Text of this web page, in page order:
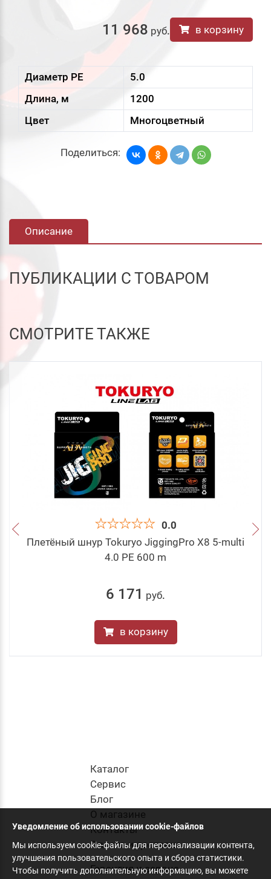
11 968 руб. в корзину
Диаметр PE
5.0
Длина, м
1200
Цвет
Многоцветный
Поделиться:
Описание
ПУБЛИКАЦИИ С ТОВАРОМ
СМОТРИТЕ ТАКЖЕ
0.0
Плетёный шнур Tokuryo JiggingPro X8 5-multi
4.0 PE 600 m
6 171 руб.
в корзину
Каталог
Cервис
Блог
О магазине
Контакты
Оплата и доставка
Гарантия и сервис
Уведомление об использовании cookie-файлов
Мы используем cookie-файлы для персонализации контента,
улучшения пользовательского опыта и сбора статистики.
Чтобы получить дополнительную информацию, вы можете